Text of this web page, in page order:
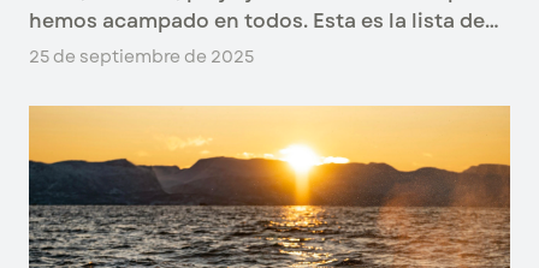
hemos acampado en todos. Esta es la lista de
equipo que de verdad usamos, ecosistema por
25 de septiembre de 2025